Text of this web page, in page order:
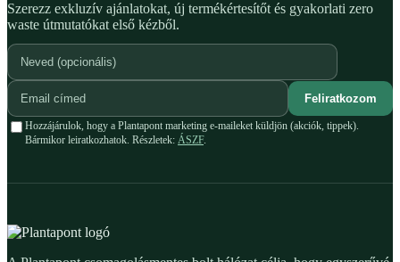
Szerezz exkluzív ajánlatokat, új termékértesítőt és gyakorlati zero
waste útmutatókat első kézből.
Feliratkozom
Hozzájárulok, hogy a Plantapont marketing e-maileket küldjön (akciók, tippek).
Bármikor leiratkozhatok. Részletek: ÁSZF.